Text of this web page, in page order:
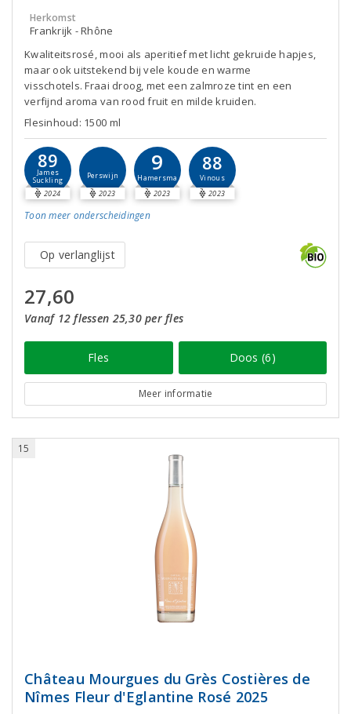
Herkomst
Frankrijk - Rhône
Kwaliteitsrosé, mooi als aperitief met licht gekruide hapjes,
maar ook uitstekend bij vele koude en warme
visschotels. Fraai droog, met een zalmroze tint en een
verfijnd aroma van rood fruit en milde kruiden.
Flesinhoud: 1500 ml
89
James
Suckling
2024
Perswijn
2023
9
Hamersma
2023
88
Vinous
2023
Toon meer onderscheidingen
Op verlanglijst
27,60
Vanaf 12 flessen 25,30 per fles
Fles Doos (6)
Meer informatie
15
Château Mourgues du Grès Costières de
Nîmes Fleur d'Eglantine Rosé 2025